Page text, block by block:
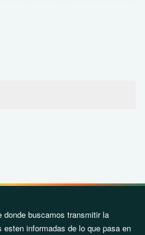
donde buscamos transmitir la
informadas de lo que pasa en